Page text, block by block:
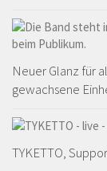
Neuer Glanz für
gewachsene
TYKETTO,